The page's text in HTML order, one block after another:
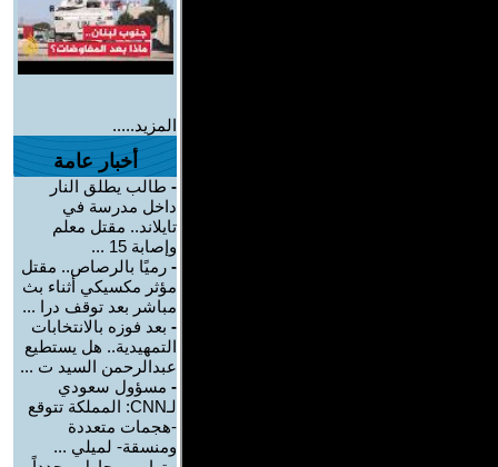
المزيد.....
أخبار عامة
- طالب يطلق النار
داخل مدرسة في
تايلاند.. مقتل معلم
وإصابة 15 ...
- رميًا بالرصاص.. مقتل
مؤثر مكسيكي أثناء بث
مباشر بعد توقف درا ...
- بعد فوزه بالانتخابات
التمهيدية.. هل يستطيع
عبدالرحمن السيد ت ...
- مسؤول سعودي
لـCNN: المملكة تتوقع
-هجمات متعددة
ومنسقة- لميلي ...